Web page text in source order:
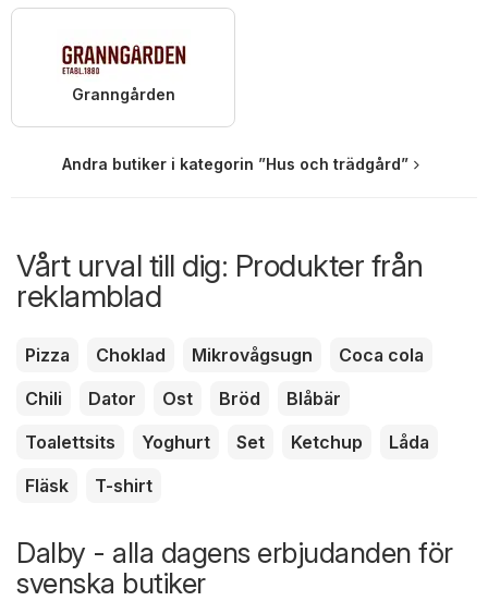
Granngården
Andra butiker i kategorin ”Hus och trädgård”
Vårt urval till dig: Produkter från
reklamblad
Pizza Choklad Mikrovågsugn
Coca cola
Chili
Dator Ost Bröd
Blåbär
Toalettsits
Yoghurt Set Ketchup
Låda
Fläsk
T-shirt
Dalby - alla dagens erbjudanden för
svenska butiker